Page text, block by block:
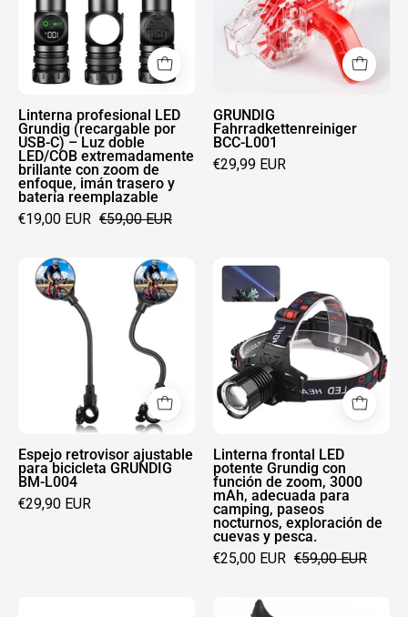
(recargable
por
USB-
C)
–
Luz
doble
LED/COB
extremadamente
brillante
zoom
enfoque,
imán
trasero
batería
reemplazable
Linterna profesional LED
Grundig (recargable por
USB-C) – Luz doble
LED/COB extremadamente
brillante con zoom de
enfoque, imán trasero y
batería reemplazable
€19,00 EUR €59,00 EUR
GRUNDIG
Fahrradkettenreiniger
BCC-L001
€29,99 EUR
Espejo
retrovisor
ajustable
para
bicicleta
GRUNDIG
L004
Espejo retrovisor ajustable
para bicicleta GRUNDIG
BM-L004
€29,90 EUR
frontal
LED
potente
Grundig
con
función
zoom,
3000
mAh,
adecuada
para
camping,
Linterna frontal LED
potente Grundig con
función de zoom, 3000
mAh, adecuada para
camping, paseos
nocturnos, exploración de
cuevas y pesca.
€25,00 EUR €59,00 EUR